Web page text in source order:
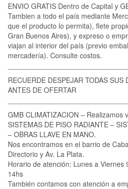
ENVIO GRATIS Dentro de Capital y
Tambien a todo el país mediante
que el producto lo permita), flete
Gran Buenos Aires), y expreso o
viajan al interior del país (previo
mercadería). Consulte costos.
RECUERDE DESPEJAR TODAS SUS
ANTES DE OFERTAR
GMB CLIMATIZACION – Realizamos
SISTEMAS DE PISO RADIANTE –
– OBRAS LLAVE EN MANO.
Nos encontramos en el barrio de
Directorio y Av. La Plata.
Horario de atención: Lunes a Viernes
14hs
También contamos con atención a